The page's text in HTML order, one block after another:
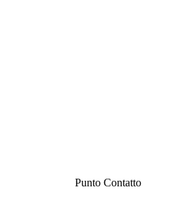
Punto Contatto